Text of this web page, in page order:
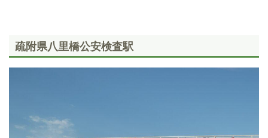
疏附県八里橋公安検査駅